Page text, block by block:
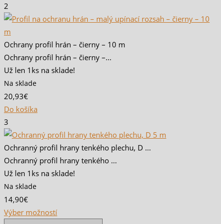
2
Ochrany profil hrán – čierny – 10 m
Ochrany profil hrán – čierny –...
Už len 1ks na sklade!
Na sklade
20,93€
Do košíka
3
Ochranný profil hrany tenkého plechu, D ...
Ochranný profil hrany tenkého ...
Už len 1ks na sklade!
Na sklade
14,90€
Výber možností